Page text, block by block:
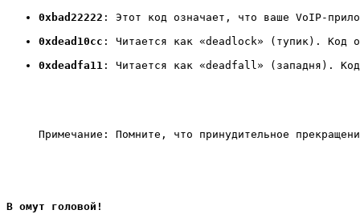
0xbad22222 : Этот код означает, что ваше VoIP-
0xdead10cc : Читается как «deadlock» (тупик). Код
0xdeadfa11 : Читается как «deadfall» (западня). Код
Примечание: Помните, что принудительное
В омут головой!